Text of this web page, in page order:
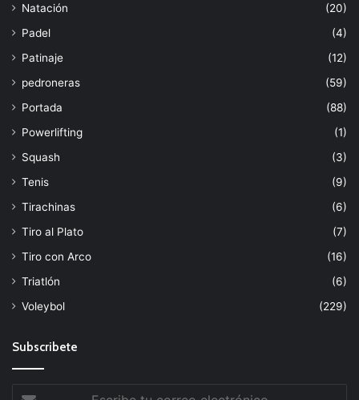
Natación
(20)
Padel
(4)
Patinaje
(12)
pedroneras
(59)
Portada
(88)
Powerlifting
(1)
Squash
(3)
Tenis
(9)
Tirachinas
(6)
Tiro al Plato
(7)
Tiro con Arco
(16)
Triatlón
(6)
Voleybol
(229)
Subscribete